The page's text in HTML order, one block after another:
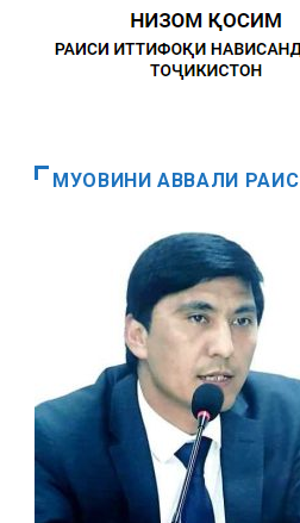
МУОВИНИ АВВАЛИ РАИС